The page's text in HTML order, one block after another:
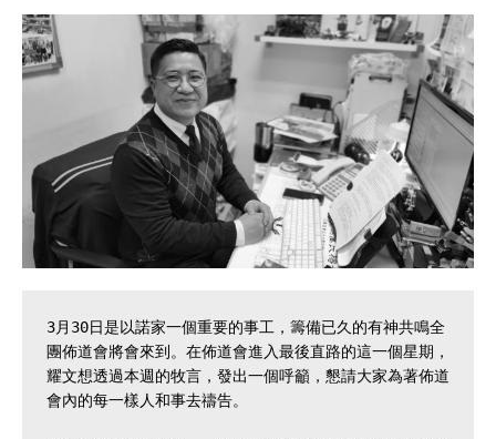
3月30日是以諾家一個重要的事工，籌備已久的有神共鳴全
團佈道會將會來到。在佈道會進入最後直路的這一個星期，
耀文想透過本週的牧言，發出一個呼籲，懇請大家為著佈道
會內的每一樣人和事去禱告。